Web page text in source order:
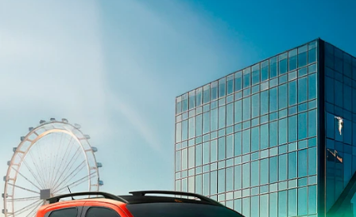
ESTOU INTERESSADO